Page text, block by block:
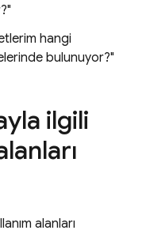
hangi
bulunuyor?"
ilgili
alanları